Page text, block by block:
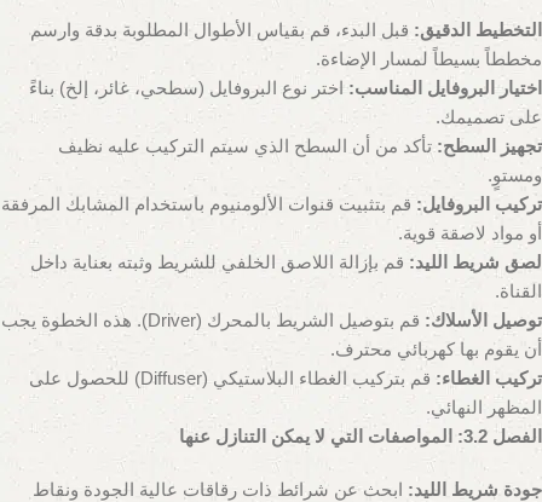
التخطيط الدقيق: قبل البدء، قم بقياس الأطوال المطلوبة بدقة وارسم
مخططاً بسيطاً لمسار الإضاءة.
اختيار البروفايل المناسب: اختر نوع البروفايل (سطحي، غائر، إلخ) بناءً
على تصميمك.
تجهيز السطح: تأكد من أن السطح الذي سيتم التركيب عليه نظيف
ومستوٍ.
تركيب البروفايل: قم بتثبيت قنوات الألومنيوم باستخدام المشابك المرفقة
أو مواد لاصقة قوية.
لصق شريط الليد: قم بإزالة اللاصق الخلفي للشريط وثبته بعناية داخل
القناة.
توصيل الأسلاك:
قم بتوصيل الشريط بالمحرك (Driver). هذه الخطوة يجب
أن يقوم بها كهربائي محترف.
تركيب الغطاء:
قم بتركيب الغطاء البلاستيكي (Diffuser) للحصول على
المظهر النهائي.
الفصل 3.2: المواصفات التي لا يمكن التنازل عنها
جودة شريط الليد: ابحث عن شرائط ذات رقاقات عالية الجودة ونقاط